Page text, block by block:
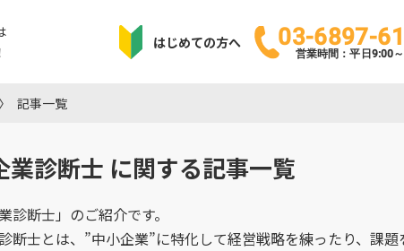
はじめての方へ 03-6897-
営業時間：平日9:00
記事一覧
業診断士 に関する記事一覧
診断士」のご紹介です。
断士とは、”中小企業”に特化して経営戦略を練ったり、課題